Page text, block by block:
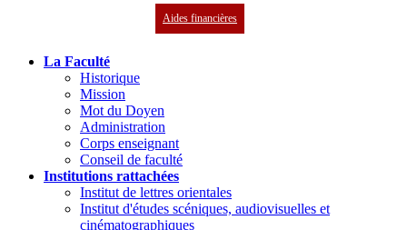
Aides financières
La Faculté
Historique
Mission
Mot du Doyen
Administration
Corps enseignant
Conseil de faculté
Institutions rattachées
Institut de lettres orientales
Institut d'études scéniques, audiovisuelles et
cinématographiques